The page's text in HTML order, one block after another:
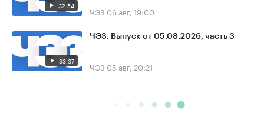
32:54 ЧЭЗ 06 авг, 19:00
33:37
ЧЭЗ. Выпуск от 05.08.2026, часть 3
ЧЭЗ 05 авг, 20:21